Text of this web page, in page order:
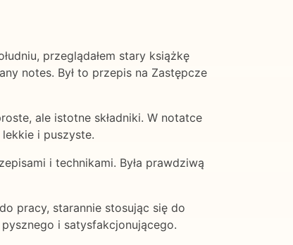
przeglądałem stary książkę
notes. Był to przepis na Zastępcze
ale istotne składniki. W notatce
i puszyste.
i technikami. Była prawdziwą
pracy, starannie stosując się do
i satysfakcjonującego.